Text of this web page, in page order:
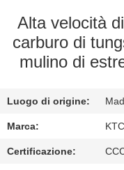
FABBRICA
QUALITÀ
CONTATTICI
Alta velocità
carburo di
mulino di
Luogo di origine:
Marca: KTC
Certificazione: